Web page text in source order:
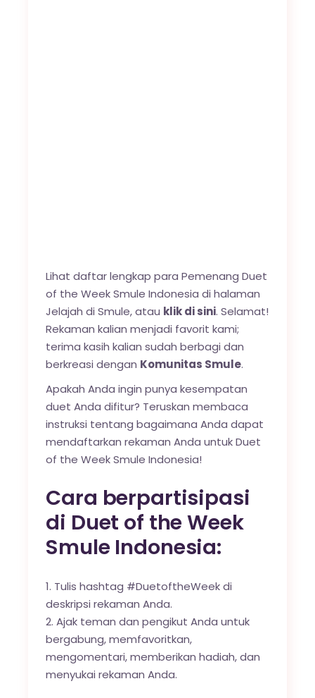
Lihat daftar lengkap para Pemenang Duet
of the Week Smule Indonesia di halaman
Jelajah di Smule, atau klik di sini. Selamat!
Rekaman kalian menjadi favorit kami;
terima kasih kalian sudah berbagi dan
berkreasi dengan Komunitas Smule.
Apakah Anda ingin punya kesempatan
duet Anda difitur? Teruskan membaca
instruksi tentang bagaimana Anda dapat
mendaftarkan rekaman Anda untuk Duet
of the Week Smule Indonesia!
Cara berpartisipasi
di Duet of the Week
Smule Indonesia:
Tulis hashtag #DuetoftheWeek di
deskripsi rekaman Anda.
Ajak teman dan pengikut Anda untuk
bergabung, memfavoritkan,
mengomentari, memberikan hadiah, dan
menyukai rekaman Anda.